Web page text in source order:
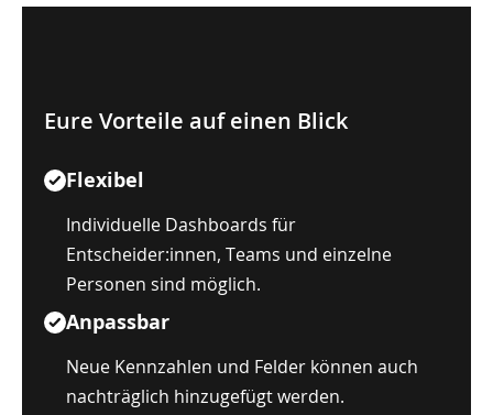
Eure Vorteile auf einen Blick
Flexibel
Individuelle Dashboards für
Entscheider:innen, Teams und einzelne
Personen sind möglich.
Anpassbar
Neue Kennzahlen und Felder können auch
nachträglich hinzugefügt werden.